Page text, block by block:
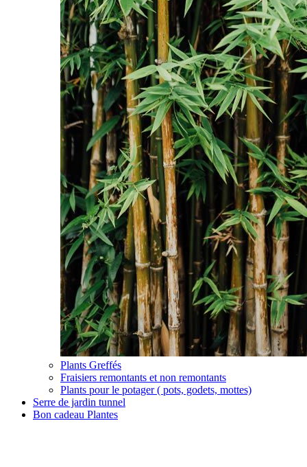
Plants Greffés
Fraisiers remontants et non remontants
Plants pour le potager ( pots, godets, mottes)
Serre de jardin tunnel
Bon cadeau Plantes